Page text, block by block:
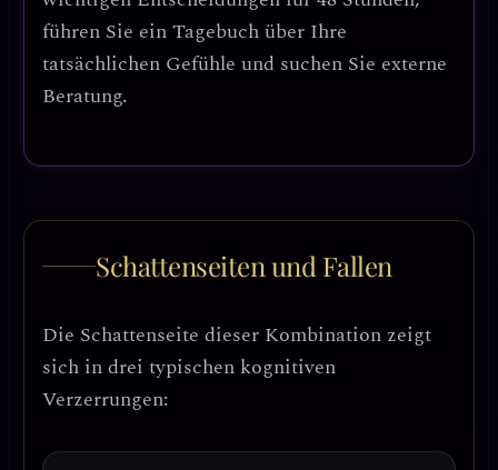
führen Sie ein Tagebuch über Ihre
tatsächlichen Gefühle und suchen Sie externe
Beratung.
Schattenseiten und Fallen
Die Schattenseite dieser Kombination zeigt
sich indrei typischen kognitiven
Verzerrungen: